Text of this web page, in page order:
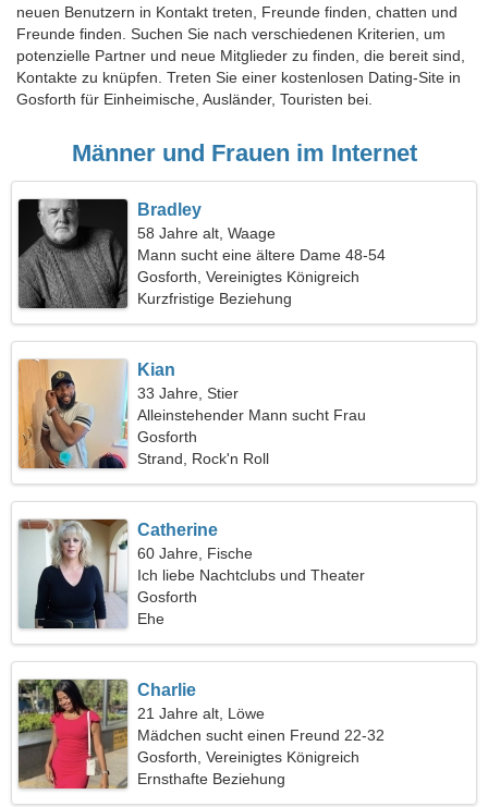
neuen Benutzern in Kontakt treten, Freunde finden, chatten und
Freunde finden. Suchen Sie nach verschiedenen Kriterien, um
potenzielle Partner und neue Mitglieder zu finden, die bereit sind,
Kontakte zu knüpfen. Treten Sie einer kostenlosen Dating-Site in
Gosforth für Einheimische, Ausländer, Touristen bei.
Männer und Frauen im Internet
Bradley
58 Jahre alt, Waage
Mann sucht eine ältere Dame 48-54
Gosforth, Vereinigtes Königreich
Kurzfristige Beziehung
Kian
33 Jahre, Stier
Alleinstehender Mann sucht Frau
Gosforth
Strand, Rock'n Roll
Catherine
60 Jahre, Fische
Ich liebe Nachtclubs und Theater
Gosforth
Ehe
Charlie
21 Jahre alt, Löwe
Mädchen sucht einen Freund 22-32
Gosforth, Vereinigtes Königreich
Ernsthafte Beziehung